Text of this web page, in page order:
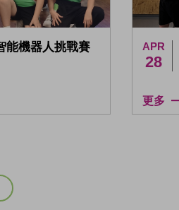
能機器人挑戰賽 APR
28
更多